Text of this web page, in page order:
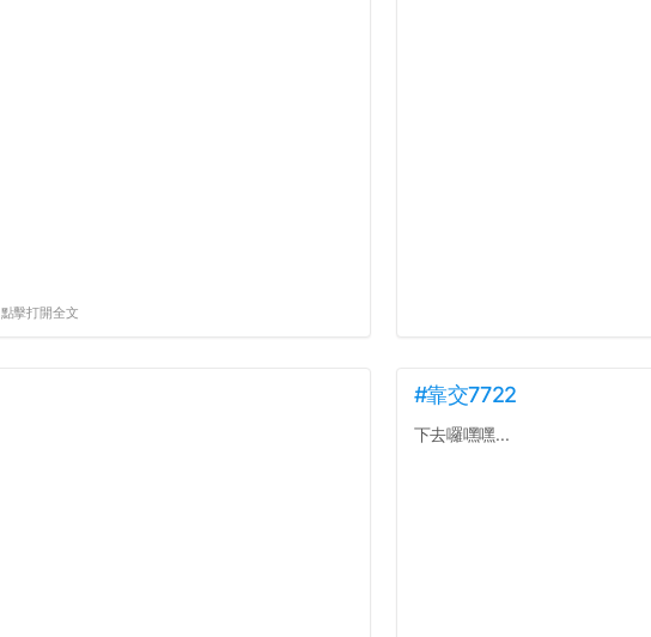
點擊打開全文
#靠交7722
下去囉嘿嘿...